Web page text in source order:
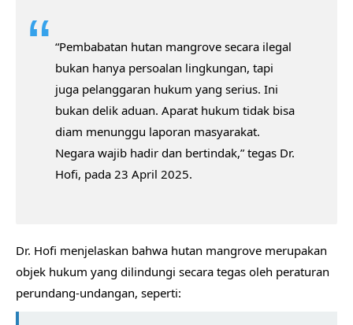
“Pembabatan hutan mangrove secara ilegal
bukan hanya persoalan lingkungan, tapi
juga pelanggaran hukum yang serius. Ini
bukan delik aduan. Aparat hukum tidak bisa
diam menunggu laporan masyarakat.
Negara wajib hadir dan bertindak,” tegas Dr.
Hofi, pada 23 April 2025.
Dr. Hofi menjelaskan bahwa hutan mangrove merupakan
objek hukum yang dilindungi secara tegas oleh peraturan
perundang-undangan, seperti: